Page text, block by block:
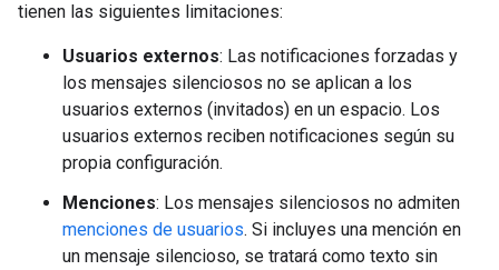
tienen las siguientes limitaciones:
Usuarios externos: Las notificaciones forzadas y
los mensajes silenciosos no se aplican a los
usuarios externos (invitados) en un espacio. Los
usuarios externos reciben notificaciones según su
propia configuración.
Menciones: Los mensajes silenciosos no admiten
menciones de usuarios. Si incluyes una mención en
un mensaje silencioso, se tratará como texto sin